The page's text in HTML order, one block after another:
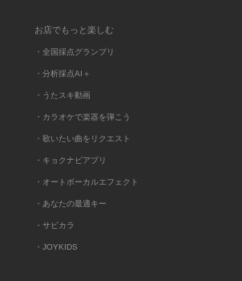
お店でもっと楽しむ
・全国採点グランプリ
・分析採点AI＋
・うたスキ動画
・カラオケで楽器を弾こう
・歌いたい曲をリクエスト
・キョクナビアプリ
・オートボーカルエフェクト
・あなたの最適キー
・サビカラ
・JOYKIDS